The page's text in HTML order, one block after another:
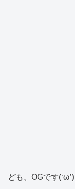
ども、OGです(‘ω’)